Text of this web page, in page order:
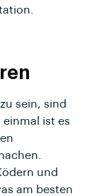
sein, sind
ist es
und
am besten